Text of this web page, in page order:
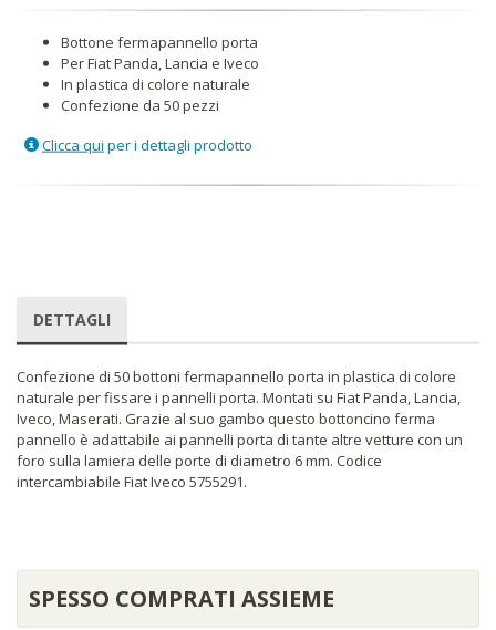
Bottone fermapannello porta
Per Fiat Panda, Lancia e Iveco
In plastica di colore naturale
Confezione da 50 pezzi
Clicca qui per i dettagli prodotto
DETTAGLI
Confezione di 50 bottoni fermapannello porta in plastica di colore
naturale per fissare i pannelli porta. Montati su Fiat Panda, Lancia,
Iveco, Maserati. Grazie al suo gambo questo bottoncino ferma
pannello è adattabile ai pannelli porta di tante altre vetture con un
foro sulla lamiera delle porte di diametro 6 mm. Codice
intercambiabile Fiat Iveco 5755291.
SPESSO COMPRATI ASSIEME